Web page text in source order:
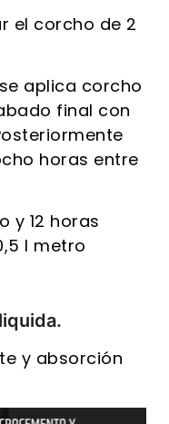
el corcho de 2
aplica corcho
final con
horas entre
y 12 horas
l metro
y absorción